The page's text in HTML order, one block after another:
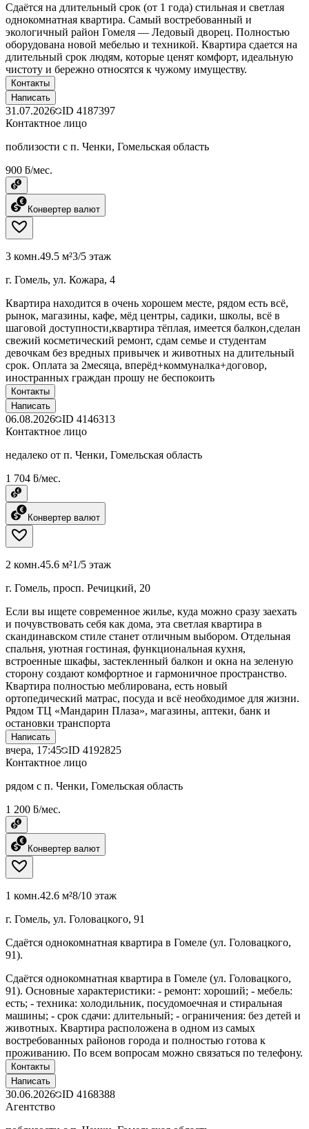
Сдаётся на длительный срок (от 1 года) стильная и светлая
однокомнатная квартира. Самый востребованный и
экологичный район Гомеля — Ледовый дворец. Полностью
оборудована новой мебелью и техникой. Квартира сдается на
длительный срок людям, которые ценят комфорт, идеальную
чистоту и бережно относятся к чужому имуществу.
Контакты
Написать
31.07.2026 ID 4187397
Контактное лицо
поблизости с п. Ченки, Гомельская область
900 ƃ/мес.
Конвертер валют
3 комн.49.5 м²3/5 этаж
г. Гомель, ул. Кожара, 4
Квартира находится в очень хорошем месте, рядом есть всё,
рынок, магазины, кафе, мёд центры, садики, школы, всё в
шаговой доступности,квартира тёплая, имеется балкон,сделан
свежий косметический ремонт, сдам семье и студентам
девочкам без вредных привычек и животных на длительный
срок. Оплата за 2месяца, вперёд+коммуналка+договор,
иностранных граждан прошу не беспокоить
Контакты
Написать
06.08.2026 ID 4146313
Контактное лицо
недалеко от п. Ченки, Гомельская область
1 704 ƃ/мес.
Конвертер валют
2 комн.45.6 м²1/5 этаж
г. Гомель, просп. Речицкий, 20
Если вы ищете современное жилье, куда можно сразу заехать
и почувствовать себя как дома, эта светлая квартира в
скандинавском стиле станет отличным выбором. Отдельная
спальня, уютная гостиная, функциональная кухня,
встроенные шкафы, застекленный балкон и окна на зеленую
сторону создают комфортное и гармоничное пространство.
Квартира полностью меблирована, есть новый
ортопедический матрас, посуда и всё необходимое для жизни.
Рядом ТЦ «Мандарин Плаза», магазины, аптеки, банк и
остановки транспорта
Написать
вчера, 17:45 ID 4192825
Контактное лицо
рядом с п. Ченки, Гомельская область
1 200 ƃ/мес.
Конвертер валют
1 комн.42.6 м²8/10 этаж
г. Гомель, ул. Головацкого, 91
Сдаётся однокомнатная квартира в Гомеле (ул. Головацкого,
91).
Сдаётся однокомнатная квартира в Гомеле (ул. Головацкого,
91). Основные характеристики: - ремонт: хороший; - мебель:
есть; - техника: холодильник, посудомоечная и стиральная
машины; - срок сдачи: длительный; - ограничения: без детей и
животных. Квартира расположена в одном из самых
востребованных районов города и полностью готова к
проживанию. По всем вопросам можно связаться по телефону.
Контакты
Написать
30.06.2026 ID 4168388
Агентство